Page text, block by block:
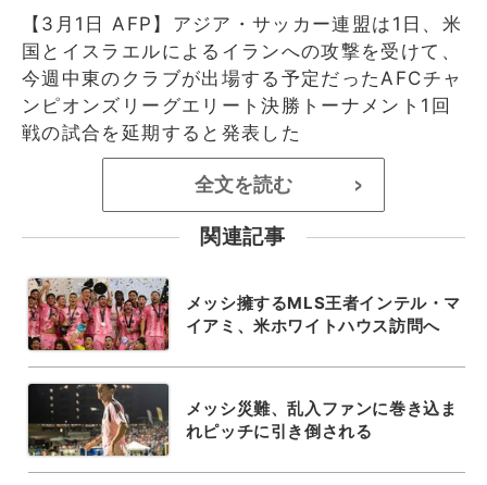
【3月1日 AFP】アジア・サッカー連盟は1日、米
国とイスラエルによるイランへの攻撃を受けて、
今週中東のクラブが出場する予定だったAFCチャ
ンピオンズリーグエリート決勝トーナメント1回
戦の試合を延期すると発表した
全文を読む >
関連記事
メッシ擁するMLS王者インテル・マ
イアミ、米ホワイトハウス訪問へ
メッシ災難、乱入ファンに巻き込ま
れピッチに引き倒される